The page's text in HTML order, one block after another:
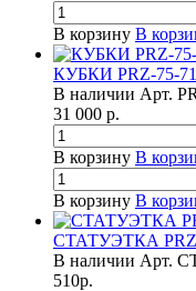
В корзину В
КУБКИ PRZ-75-
В наличии Арт.
31 000 р.
В корзину В
В корзину В
СТАТУЭТКА
В наличии Арт.
510р.